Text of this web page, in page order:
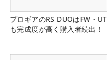
プロギアのRS DUOはFW・UT
も完成度が高く購入者続出！